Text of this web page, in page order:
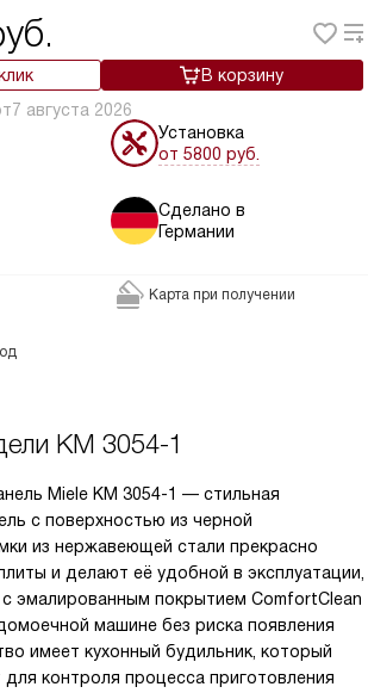
В корзину
7 августа 2026
Установка
от 5800 руб.
Сделано в
Германии
Карта при получении
KM 3054-1
Miele KM 3054-1 — стильная
с поверхностью из черной
из нержавеющей стали прекрасно
и делают её удобной в эксплуатации,
с эмалированным покрытием ComfortClean
машине без риска появления
имеет кухонный будильник, который
контроля процесса приготовления